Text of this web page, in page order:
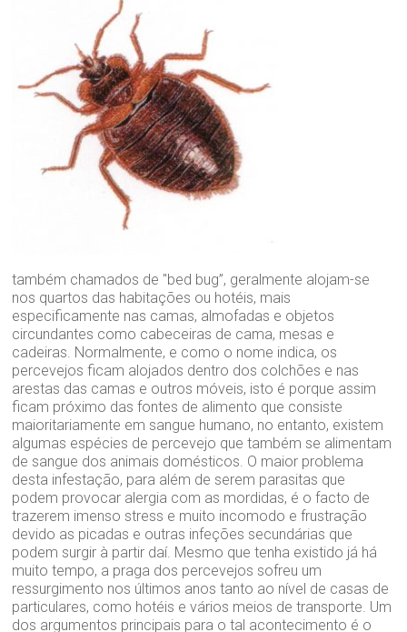
também chamados de "bed bug”, geralmente alojam-se
nos quartos das habitações ou hotéis, mais
especificamente nas camas, almofadas e objetos
circundantes como cabeceiras de cama, mesas e
cadeiras. Normalmente, e como o nome indica, os
percevejos ficam alojados dentro dos colchões e nas
arestas das camas e outros móveis, isto é porque assim
ficam próximo das fontes de alimento que consiste
maioritariamente em sangue humano, no entanto, existem
algumas espécies de percevejo que também se alimentam
de sangue dos animais domésticos. O maior problema
desta infestação, para além de serem parasitas que
podem provocar alergia com as mordidas, é o facto de
trazerem imenso stress e muito incomodo e frustração
devido as picadas e outras infeções secundárias que
podem surgir à partir daí. Mesmo que tenha existido já há
muito tempo, a praga dos percevejos sofreu um
ressurgimento nos últimos anos tanto ao nível de casas de
particulares, como hotéis e vários meios de transporte. Um
dos argumentos principais para o tal acontecimento é o